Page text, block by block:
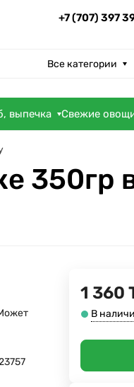
+7 (707) 397
Все категории
выпечка Свежие
350гр
1 360
В